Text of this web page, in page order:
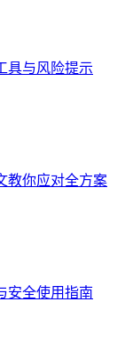
具与风险提示
教你应对全方案
安全使用指南